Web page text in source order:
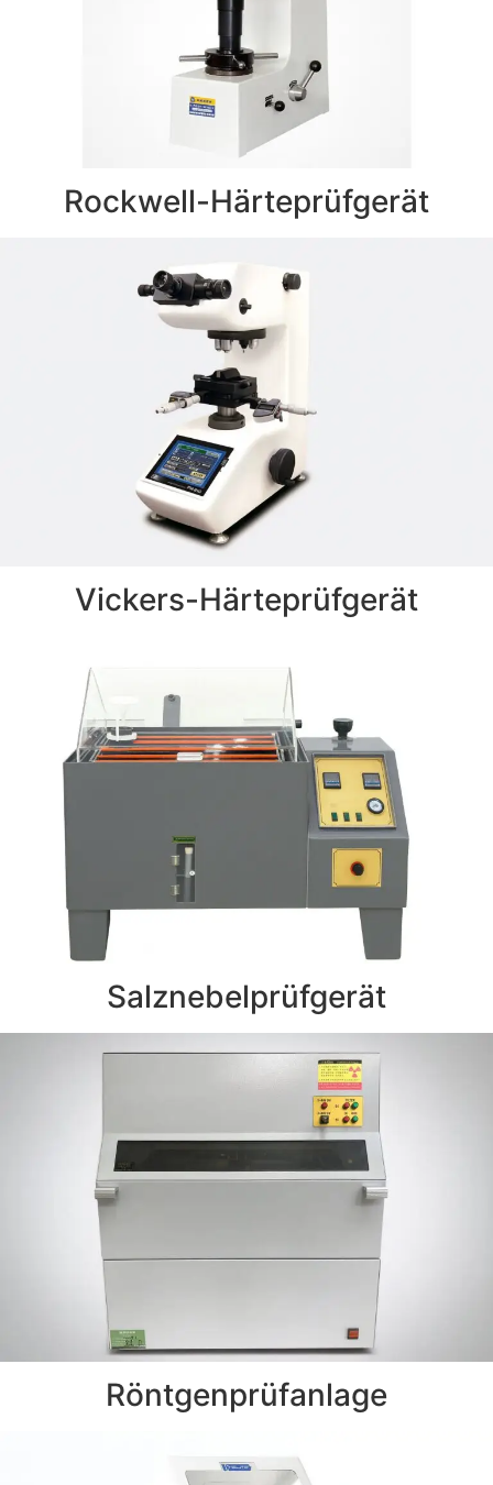
Rockwell-Härteprüfgerät
Vickers-Härteprüfgerät
Salznebelprüfgerät
Röntgenprüfanlage